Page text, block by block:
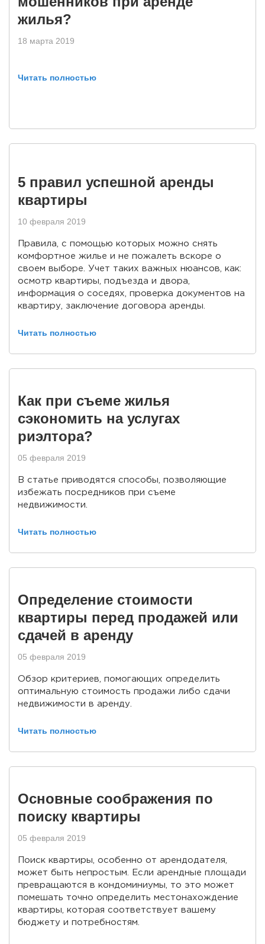
жилья?
18 марта 2019
Читать полностью
5 правил успешной аренды
квартиры
10 февраля 2019
Правила, с помощью которых можно снять
комфортное жилье и не пожалеть вскоре о
своем выборе. Учет таких важных нюансов, как:
осмотр квартиры, подъезда и двора,
информация о соседях, проверка документов на
квартиру, заключение договора аренды.
Читать полностью
Как при съеме жилья
сэкономить на услугах
риэлтора?
05 февраля 2019
В статье приводятся способы, позволяющие
избежать посредников при съеме
недвижимости.
Читать полностью
Определение стоимости
квартиры перед продажей или
сдачей в аренду
05 февраля 2019
Обзор критериев, помогающих определить
оптимальную стоимость продажи либо сдачи
недвижимости в аренду.
Читать полностью
Основные соображения по
поиску квартиры
05 февраля 2019
Поиск квартиры, особенно от арендодателя,
может быть непростым. Если арендные площади
превращаются в кондоминиумы, то это может
помешать точно определить местонахождение
квартиры, которая соответствует вашему
бюджету и потребностям.